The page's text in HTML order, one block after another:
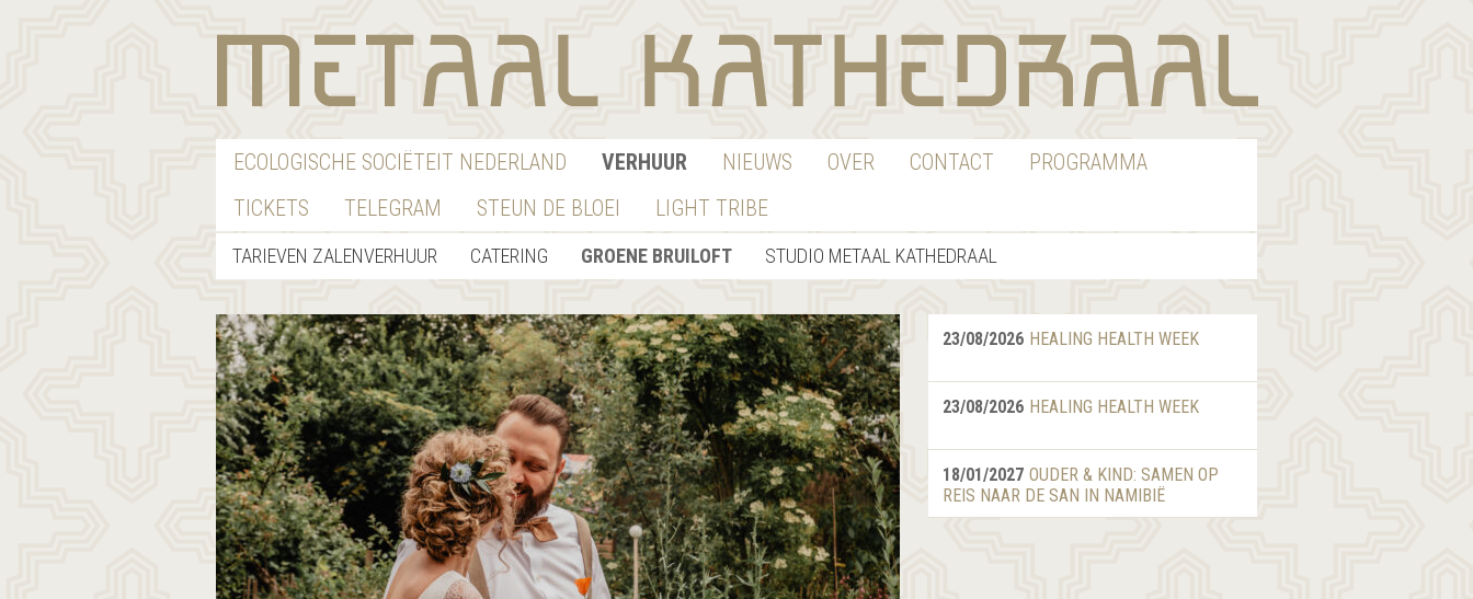
ECOLOGISCHE SOCIËTEIT NEDERLAND VERHUUR NIEUWS OVER CONTACT
PROGRAMMA
TICKETS
TELEGRAM STEUN DE BLOEI LIGHT TRIBE
TARIEVEN ZALENVERHUUR CATERING GROENE BRUILOFT STUDIO METAAL KATHEDRAAL
23/08/2026 HEALING HEALTH WEEK
23/08/2026 HEALING HEALTH WEEK
18/01/2027 OUDER & KIND: SAMEN OP
REIS NAAR DE SAN IN NAMIBIË